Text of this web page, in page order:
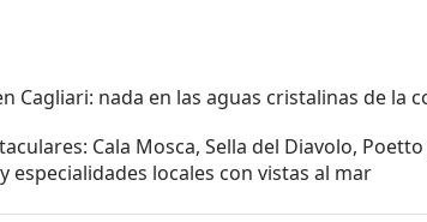
Cagliari: nada en las aguas cristalinas de la
Cala Mosca, Sella del Diavolo,
especialidades locales con vistas al mar